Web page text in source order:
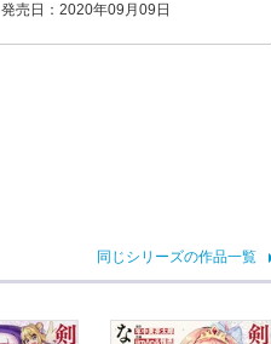
発売日：2020年09月09日
同じシリーズの作品一覧